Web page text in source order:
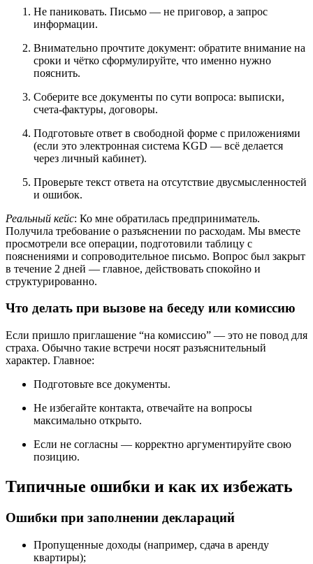
Не паниковать. Письмо — не приговор, а запрос
информации.
Внимательно прочтите документ: обратите внимание на
сроки и чётко сформулируйте, что именно нужно
пояснить.
Соберите все документы по сути вопроса: выписки,
счета-фактуры, договоры.
Подготовьте ответ в свободной форме с приложениями
(если это электронная система KGD — всё делается
через личный кабинет).
Проверьте текст ответа на отсутствие двусмысленностей
и ошибок.
Реальный кейс: Ко мне обратилась предприниматель.
Получила требование о разъяснении по расходам. Мы вместе
просмотрели все операции, подготовили таблицу с
пояснениями и сопроводительное письмо. Вопрос был закрыт
в течение 2 дней — главное, действовать спокойно и
структурированно.
Что делать при вызове на беседу или комиссию
Если пришло приглашение “на комиссию” — это не повод для
страха. Обычно такие встречи носят разъяснительный
характер. Главное:
Подготовьте все документы.
Не избегайте контакта, отвечайте на вопросы
максимально открыто.
Если не согласны — корректно аргументируйте свою
позицию.
Типичные ошибки и как их избежать
Ошибки при заполнении деклараций
Пропущенные доходы (например, сдача в аренду
квартиры);